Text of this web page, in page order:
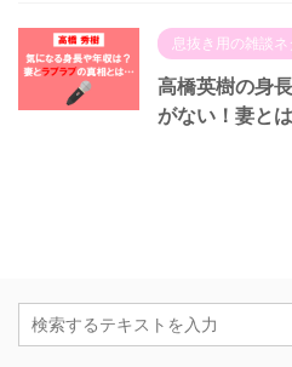
息抜き用の雑談ネ
高橋英樹の身
がない！妻と